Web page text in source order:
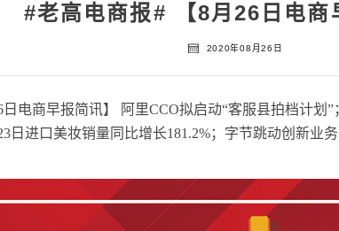
#老高电商报# 【8月26日电商
2020年08月26日
电商早报简讯】 阿里CCO拟启动“客服县拍档计划
日进口美妆销量同比增长181.2%；字节跳动创新业